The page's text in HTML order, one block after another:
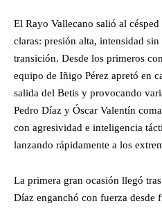
El Rayo Vallecano salió al
claras: presión alta, intensidad
transición. Desde los primeros
equipo de Iñigo Pérez apretó en
salida del Betis y provocando
Pedro Díaz y Óscar Valentín
con agresividad e inteligencia
lanzando rápidamente a los
La primera gran ocasión llegó
Díaz enganchó con fuerza desde